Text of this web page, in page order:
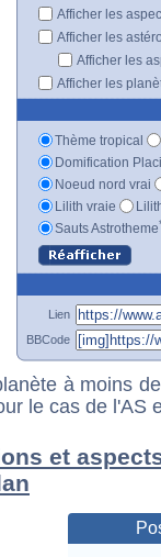
Afficher les
Afficher les
Afficher les
Afficher les
Thème tropical
Domification
Noeud nord vrai
Lilith vraie
Sauts Astrotheme
Lien
BBCode
à moins
le cas de l'AS
et